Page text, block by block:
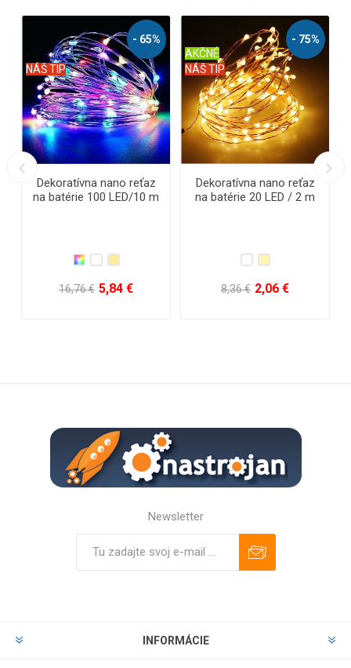
- 60%
NÁŠ TIP
Dekoratívna nano reťaz
na batérie 40 LED/4 m -
16,76 € 6,68 €
- 60%
NÁŠ TIP
Dekoratívna nano reťaz
na batérie 40LED/4m s
16,76 € 6,68 €
Newsletter
INFORMÁCIE